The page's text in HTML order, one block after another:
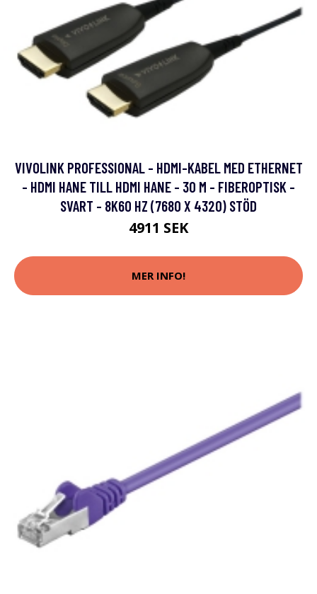
VIVOLINK PROFESSIONAL - HDMI-KABEL MED ETHERNET
- HDMI HANE TILL HDMI HANE - 30 M - FIBEROPTISK -
SVART - 8K60 HZ (7680 X 4320) STÖD
4911 SEK
MER INFO!